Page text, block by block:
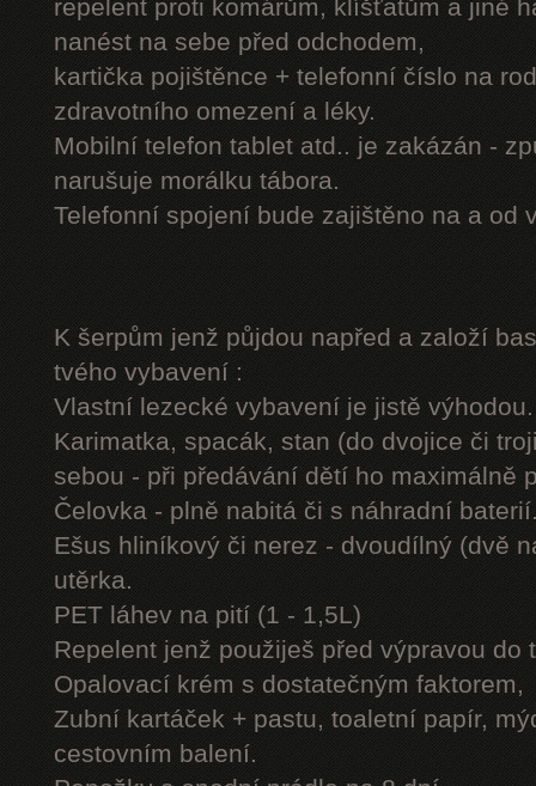
repelent proti komárům, klíšťatům a jiné
nanést na sebe před odchodem,
kartička pojištěnce + telefonní číslo na
zdravotního omezení a léky.
Mobilní telefon tablet atd.. je zakázán -
narušuje morálku tábora.
Telefonní spojení bude zajištěno na a od
K šerpům jenž půjdou napřed a založí
tvého vybavení :
Vlastní lezecké vybavení je jistě výhodou.
Karimatka, spacák, stan (do dvojice či
sebou - při předávání dětí ho maximálně
Čelovka - plně nabitá či s náhradní
Ešus hliníkový či nerez - dvoudílný (dvě
utěrka.
PET láhev na pití (1 - 1,5L)
Repelent jenž použiješ před výpravou do
Opalovací krém s dostatečným faktorem,
Zubní kartáček + pastu, toaletní papír,
cestovním balení.